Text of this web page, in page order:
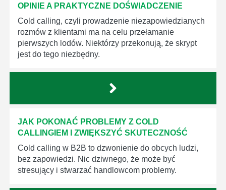
OPINIE A PRAKTYCZNE DOŚWIADCZENIE
Cold calling, czyli prowadzenie niezapowiedzianych
rozmów z klientami ma na celu przełamanie
pierwszych lodów. Niektórzy przekonują, że skrypt
jest do tego niezbędny.
JAK POKONAĆ PROBLEMY Z COLD
CALLINGIEM I ZWIĘKSZYĆ SKUTECZNOŚĆ
Cold calling w B2B to dzwonienie do obcych ludzi,
bez zapowiedzi. Nic dziwnego, że może być
stresujący i stwarzać handlowcom problemy.